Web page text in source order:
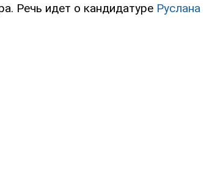
Речь идет о кандидатуре Руслана